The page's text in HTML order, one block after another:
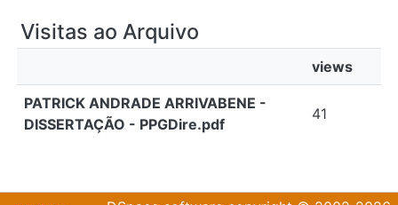
Visitas ao Arquivo
views
PATRICK ANDRADE ARRIVABENE -
DISSERTAÇÃO - PPGDire.pdf
41